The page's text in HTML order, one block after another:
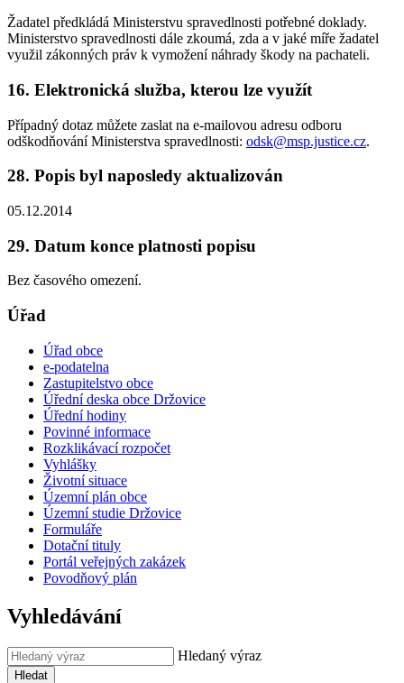
Žadatel předkládá Ministerstvu spravedlnosti potřebné doklady.
Ministerstvo spravedlnosti dále zkoumá, zda a v jaké míře žadatel
využil zákonných práv k vymožení náhrady škody na pachateli.
16. Elektronická služba, kterou lze využít
Případný dotaz můžete zaslat na e-mailovou adresu odboru
odškodňování Ministerstva spravedlnosti: odsk@msp.justice.cz.
28. Popis byl naposledy aktualizován
05.12.2014
29. Datum konce platnosti popisu
Bez časového omezení.
Úřad
Úřad obce
e-podatelna
Zastupitelstvo obce
Úřední deska obce Držovice
Úřední hodiny
Povinné informace
Rozklikávací rozpočet
Vyhlášky
Životní situace
Územní plán obce
Územní studie Držovice
Formuláře
Dotační tituly
Portál veřejných zakázek
Povodňový plán
Vyhledávání
Hledaný výraz
Hledat